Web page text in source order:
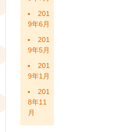
201
9年6月
201
9年5月
201
9年1月
201
8年11
月